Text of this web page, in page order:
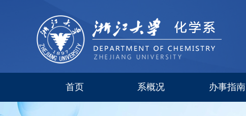
首页 系概况 办事指南